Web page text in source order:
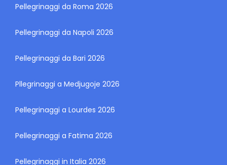
Pellegrinaggi da Roma 2026
Pellegrinaggi da Napoli 2026
Pellegrinaggi da Bari 2026
Pllegrinaggi a Medjugoje 2026
Pellegrinaggi a Lourdes 2026
Pellegrinaggi a Fatima 2026
Pellegrinaggi in Italia 2026